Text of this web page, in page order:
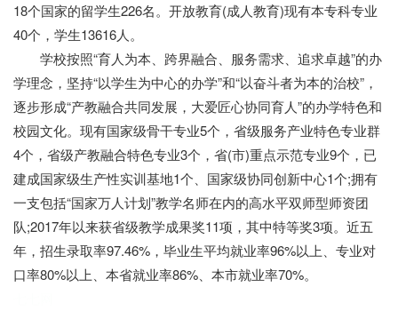
18个国家的留学生226名。开放教育(成人教育)现有本专科专业
40个，学生13616人。
学校按照“育人为本、跨界融合、服务需求、追求卓越”的办
学理念，坚持“以学生为中心的办学”和“以奋斗者为本的治校”，
逐步形成“产教融合共同发展，大爱匠心协同育人”的办学特色和
校园文化。现有国家级骨干专业5个，省级服务产业特色专业群
4个，省级产教融合特色专业3个，省(市)重点示范专业9个，已
建成国家级生产性实训基地1个、国家级协同创新中心1个;拥有
一支包括“国家万人计划”教学名师在内的高水平双师型师资团
队;2017年以来获省级教学成果奖11项，其中特等奖3项。近五
年，招生录取率97.46%，毕业生平均就业率96%以上、专业对
口率80%以上、本省就业率86%、本市就业率70%。